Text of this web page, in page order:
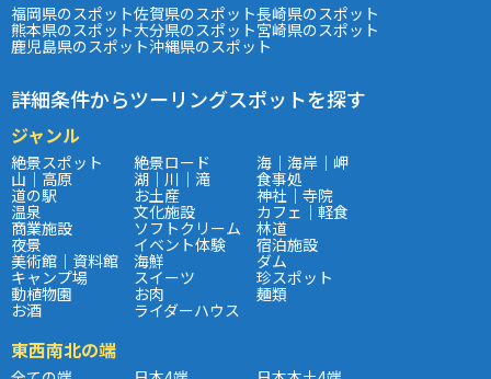
福岡県のスポット佐賀県のスポット長崎県のスポット
熊本県のスポット大分県のスポット宮崎県のスポット
鹿児島県のスポット沖縄県のスポット
詳細条件からツーリングスポットを探す
ジャンル
絶景スポット 絶景ロード 海｜海岸｜岬
山｜高原 湖｜川｜滝 食事処
道の駅 お土産 神社｜寺院
温泉 文化施設 カフェ｜軽食
商業施設 ソフトクリーム 林道
夜景 イベント体験 宿泊施設
美術館｜資料館 海鮮 ダム
キャンプ場 スイーツ 珍スポット
動植物園 お肉 麺類
お酒 ライダーハウス
東西南北の端